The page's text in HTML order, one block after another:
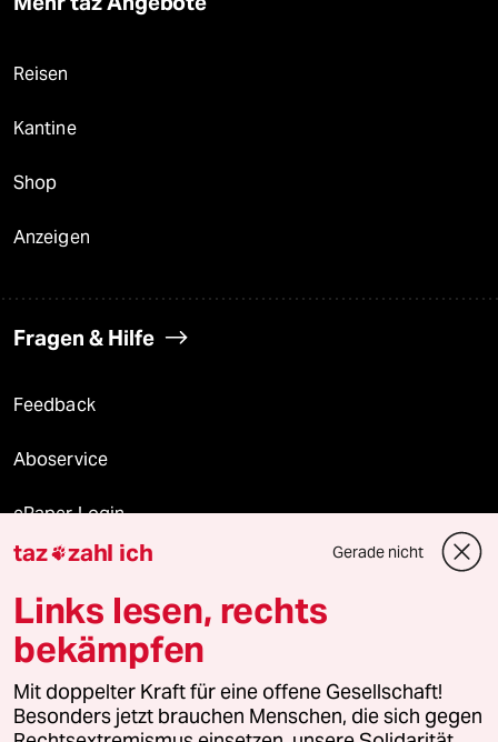
Reisen
Kantine
Shop
Anzeigen
Fragen & Hilfe
Feedback
Aboservice
ePaper Login
Downloads für Abonnierende
© 2026 taz Verlags und Vertriebs GmbH
Alle Rechte vorbehalten. Bei rechtlichen Fragen oder für Genehmigungen
wenden Sie sich bitte an
lizenzen@taz.de
taz zahl ich Gerade nicht
Links lesen, rechts
bekämpfen
Mit doppelter Kraft für eine offene Gesellschaft!
Besonders jetzt brauchen Menschen, die sich gegen